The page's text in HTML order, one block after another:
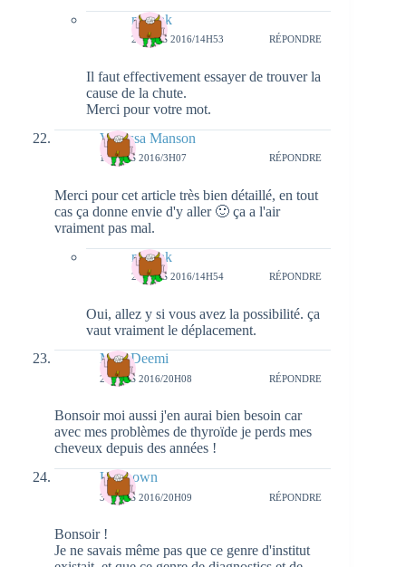
natieak
2 MARS 2016/14H53 RÉPONDRE
Il faut effectivement essayer de trouver la
cause de la chute.
Merci pour votre mot.
Vanessa Manson
1 MARS 2016/3H07 RÉPONDRE
Merci pour cet article très bien détaillé, en tout
cas ça donne envie d'y aller 🙂 ça a l'air
vraiment pas mal.
natieak
2 MARS 2016/14H54 RÉPONDRE
Oui, allez y si vous avez la possibilité. ça
vaut vraiment le déplacement.
Miss Deemi
2 MARS 2016/20H08 RÉPONDRE
Bonsoir moi aussi j'en aurai bien besoin car
avec mes problèmes de thyroïde je perds mes
cheveux depuis des années !
Unknown
3 MARS 2016/20H09 RÉPONDRE
Bonsoir !
Je ne savais même pas que ce genre d'institut